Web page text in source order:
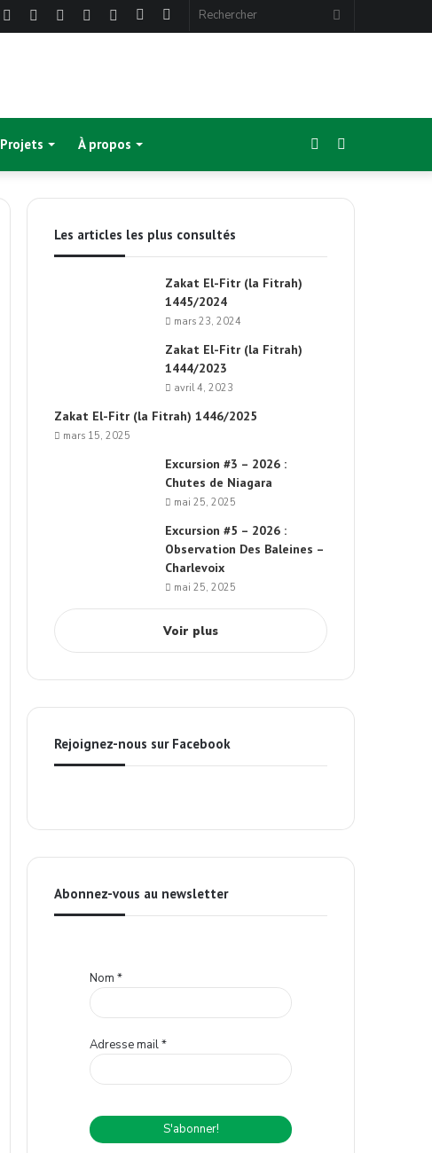
Rechercher
Sidebar
Article
Instagram
YouTube
Linkedin
Twitter
Facebook
Projets À propos
skin
Sidebar
(barre
Les articles les plus consultés
Zakat El-Fitr (la Fitrah)
1445/2024
mars 23, 2024
Zakat El-Fitr (la Fitrah)
1444/2023
avril 4, 2023
Zakat El-Fitr (la Fitrah) 1446/2025
mars 15, 2025
Excursion #3 – 2026 :
Chutes de Niagara
mai 25, 2025
Excursion #5 – 2026 :
Observation Des Baleines –
Charlevoix
mai 25, 2025
Voir plus
Rejoignez-nous sur Facebook
Abonnez-vous au newsletter
Nom*
Adresse mail*